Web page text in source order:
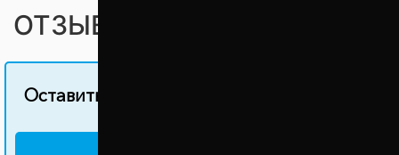
ОТЗЫВЫ ПОКУПАТЕЛЕЙ (0)
Оставить свой отзыв об этом товаре